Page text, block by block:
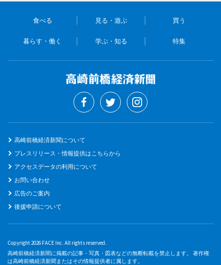
食べる 見る・遊ぶ 買う
暮らす・働く 学ぶ・知る 特集
高崎前橋経済新聞について
プレスリリース・情報提供はこちらから
アクセスデータの利用について
お問い合わせ
広告のご案内
後援申請について
Copyright 2026 FACE Inc. All rights reserved.
高崎前橋経済新聞に掲載の記事・写真・図表などの無断転載を禁止します。 著作権
は高崎前橋経済新聞またはその情報提供者に属します。